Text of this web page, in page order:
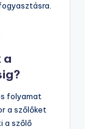
a
folyamat
a szőlőket
a szőlő